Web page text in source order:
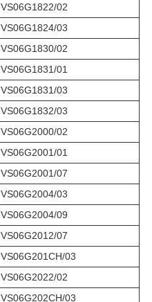
VS06G1822/02
VS06G1824/03
VS06G1830/02
VS06G1831/01
VS06G1831/03
VS06G1832/03
VS06G2000/02
VS06G2001/01
VS06G2001/07
VS06G2004/03
VS06G2004/09
VS06G2012/07
VS06G201CH/03
VS06G2022/02
VS06G202CH/03